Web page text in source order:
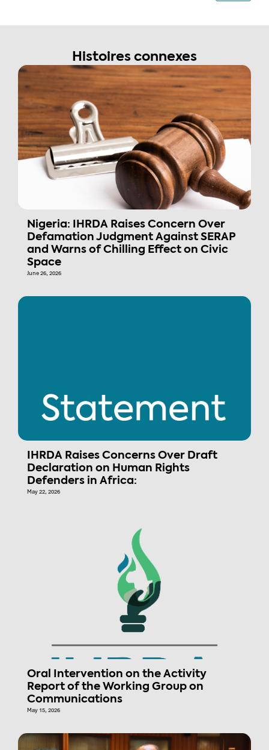
Histoires connexes
Nigeria: IHRDA Raises Concern Over
Defamation Judgment Against SERAP
and Warns of Chilling Effect on Civic
Space
June 26, 2026
IHRDA Raises Concerns Over Draft
Declaration on Human Rights
Defenders in Africa:
May 22, 2026
Oral Intervention on the Activity
Report of the Working Group on
Communications
May 15, 2026